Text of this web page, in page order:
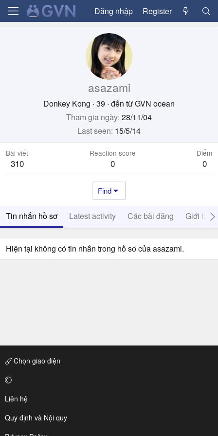
Đăng nhập Register
asazami
Donkey Kong · 39 · đến từGVN ocean
Tham gia ngày 28/11/04
Last seen 15/5/14
Bài viết
310
Reaction score
0
Điểm
0
Find
Tin nhắn hồ sơ Latest activity Các bài đăng Giới thiệu
Hiện tại không có tin nhắn trong hồ sơ của asazami.
Chọn giao diện
Liên hệ
Quy định và Nội quy